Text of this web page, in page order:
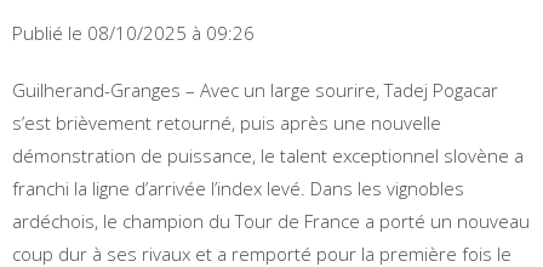
Publié le 08/10/2025 à 09:26
Guilherand-Granges – Avec un large sourire, Tadej Pogacar
s’est brièvement retourné, puis après une nouvelle
démonstration de puissance, le talent exceptionnel slovène a
franchi la ligne d’arrivée l’index levé. Dans les vignobles
ardéchois, le champion du Tour de France a porté un nouveau
coup dur à ses rivaux et a remporté pour la première fois le